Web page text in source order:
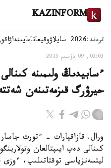
KAZINFORM
ترەند:2026-سايلاۋ وقيعاتاعايىنداۋ
02:03, 09 ماۋسىم 2015
ءسابيدىڭ ولىمىنە
حيرۋرگ قىزمەتىنەن
ورال. قازاقپارات - ءتورت جاسار
كىنالى دەپ ايىپتالعان
ليتسەنزياسى توقتاتىلىپ،